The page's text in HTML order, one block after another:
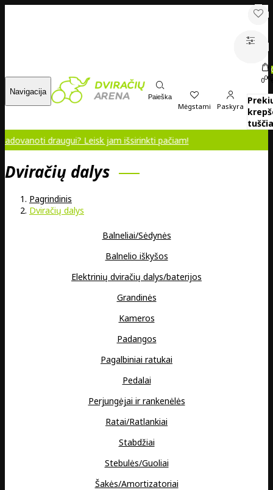
Navigacija
Paieška
Mėgstami Paskyra
000
draugui? Leisk jam išsirinkti pačiam!
Dviračių dalys
Pagrindinis
Dviračių dalys
Balneliai/Sėdynės
Balnelio iškyšos
Elektrinių dviračių dalys/baterijos
Grandinės
Kameros
Padangos
Pagalbiniai ratukai
Pedalai
Perjungėjai ir rankenėlės
Ratai/Ratlankiai
Stabdžiai
Stebulės/Guoliai
Šakės/Amortizatoriai